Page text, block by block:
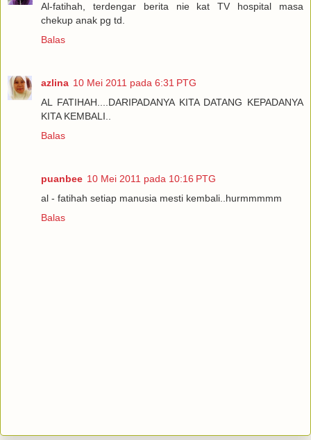
Al-fatihah, terdengar berita nie kat TV hospital masa
chekup anak pg td.
Balas
azlina 10 Mei 2011 pada 6:31 PTG
AL FATIHAH....DARIPADANYA KITA DATANG KEPADANYA
KITA KEMBALI..
Balas
puanbee 10 Mei 2011 pada 10:16 PTG
al - fatihah setiap manusia mesti kembali..hurmmmmm
Balas